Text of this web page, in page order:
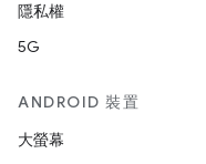
隱私權
5G
ANDROID 裝置
大螢幕